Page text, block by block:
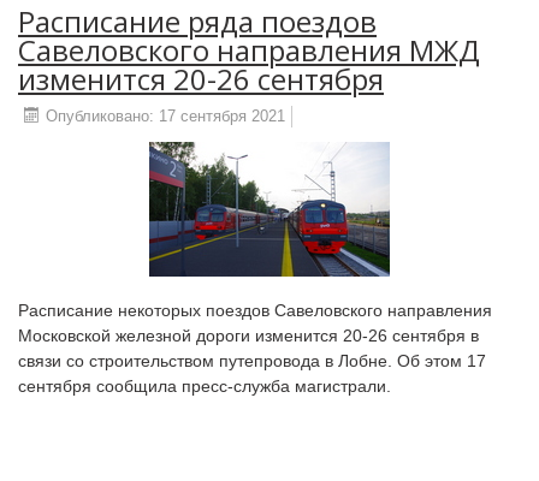
Расписание ряда поездов
Савеловского направления МЖД
изменится 20-26 сентября
Опубликовано: 17 сентября 2021
Расписание некоторых поездов Савеловского направления
Московской железной дороги изменится 20-26 сентября в
связи со строительством путепровода в Лобне. Об этом 17
сентября сообщила пресс-служба магистрали.